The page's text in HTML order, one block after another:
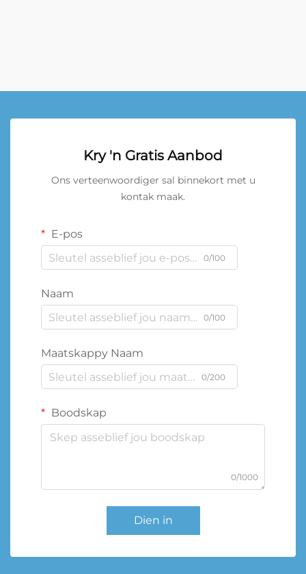
Kry 'n Gratis Aanbod
Ons verteenwoordiger sal binnekort met u
kontak maak.
E-pos
0/100
Naam
0/100
Maatskappy Naam
0/200
Boodskap
0/1000
Dien in